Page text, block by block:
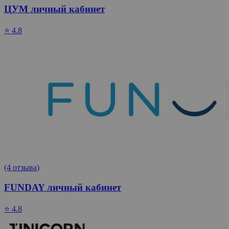
ЦУМ личный кабинет
⭐ 4.8
(4 отзыва)
FUNDAY личный кабинет
⭐ 4.8